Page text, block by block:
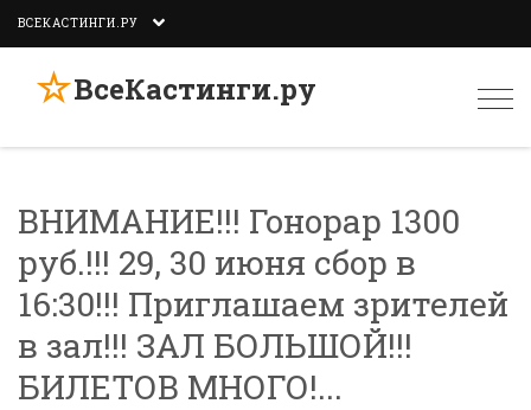
ВСЕКАСТИНГИ.РУ
☆ВсеКастинги.ру
ВНИМАНИЕ!!! Гонорар 1300
руб.!!! 29, 30 июня сбор в
16:30!!! Приглашаем зрителей
в зал!!! ЗАЛ БОЛЬШОЙ!!!
БИЛЕТОВ МНОГО!...